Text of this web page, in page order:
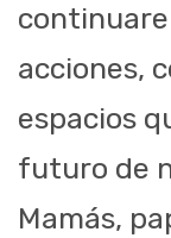
acciones,
espacios
futuro de
Mamás,